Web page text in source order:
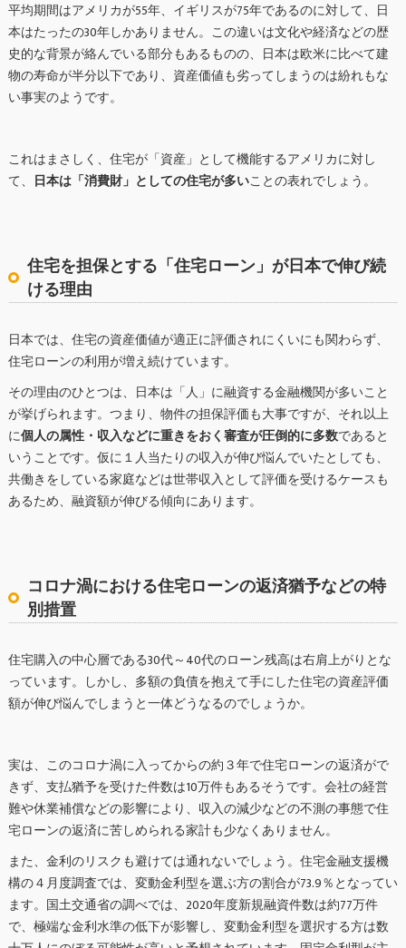
平均期間はアメリカが55年、イギリスが75年であるのに対して、日
本はたったの30年しかありません。この違いは文化や経済などの歴
史的な背景が絡んでいる部分もあるものの、日本は欧米に比べて建
物の寿命が半分以下であり、資産価値も劣ってしまうのは紛れもな
い事実のようです。
これはまさしく、住宅が「資産」として機能するアメリカに対し
て、 日本は「消費財」としての住宅が多いことの表れでしょう。
住宅を担保とする「住宅ローン」が日本で伸び続
ける理由
日本では、住宅の資産価値が適正に評価されにくいにも関わらず、
住宅ローンの利用が増え続けています。
その理由のひとつは、日本は「人」に融資する金融機関が多いこと
が挙げられます。つまり、物件の担保評価も大事ですが、それ以上
に個人の属性・収入などに重きをおく審査が圧倒的に多数であると
いうことです。仮に１人当たりの収入が伸び悩んでいたとしても、
共働きをしている家庭などは世帯収入として評価を受けるケースも
あるため、融資額が伸びる傾向にあります。
コロナ渦における住宅ローンの返済猶予などの特
別措置
住宅購入の中心層である30代～40代のローン残高は右肩上がりとな
っています。しかし、多額の負債を抱えて手にした住宅の資産評価
額が伸び悩んでしまうと一体どうなるのでしょうか。
実は、このコロナ渦に入ってからの約３年で住宅ローンの返済がで
きず、支払猶予を受けた件数は10万件もあるそうです。会社の経営
難や休業補償などの影響により、収入の減少などの不測の事態で住
宅ローンの返済に苦しめられる家計も少なくありません。
また、金利のリスクも避けては通れないでしょう。住宅金融支援機
構の４月度調査では、変動金利型を選ぶ方の割合が73.9％となってい
ます。国土交通省の調べでは、2020年度新規融資件数は約77万件
で、極端な金利水準の低下が影響し、変動金利型を選択する方は数